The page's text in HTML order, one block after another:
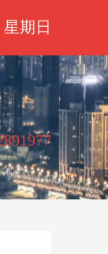
星期日